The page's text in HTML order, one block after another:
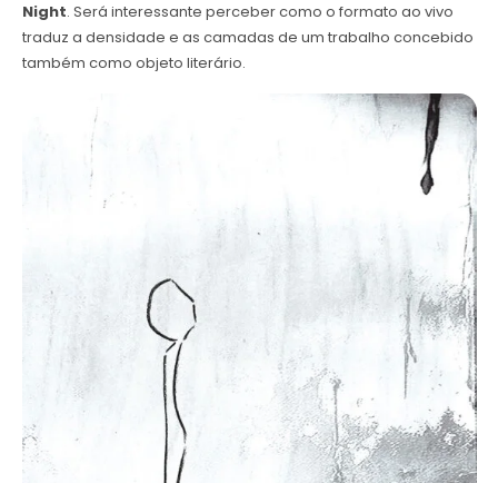
Night. Será interessante perceber como o formato ao vivo
traduz a densidade e as camadas de um trabalho concebido
também como objeto literário.